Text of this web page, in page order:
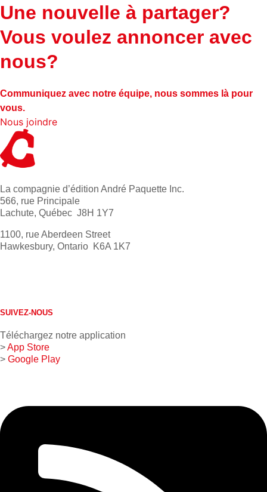
Une nouvelle à partager?
Vous voulez annoncer avec
nous?
Communiquez avec notre équipe, nous sommes là pour
vous.
Nous joindre
La compagnie d’édition André Paquette Inc.
566, rue Principale
Lachute, Québec J8H 1Y7
1100, rue Aberdeen Street
Hawkesbury, Ontario K6A 1K7
SUIVEZ-NOUS
Téléchargez notre application
>App Store
> Google Play